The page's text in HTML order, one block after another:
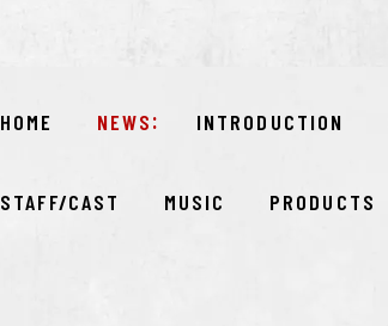
HOME NEWS INTRODUCTION
STAFF/CAST MUSIC PRODUCTS